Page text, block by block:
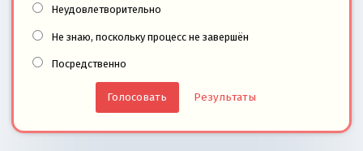
Неудовлетворительно
Не знаю, поскольку процесс не завершён
Посредственно
Результаты